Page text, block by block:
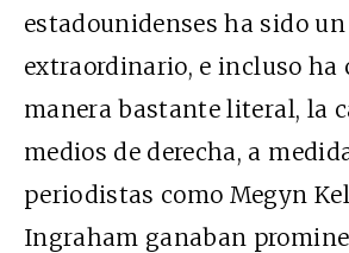
estadounidenses ha sido
extraordinario, e incluso ha
manera bastante literal, la
medios de derecha, a
periodistas como Megyn
Ingraham ganaban